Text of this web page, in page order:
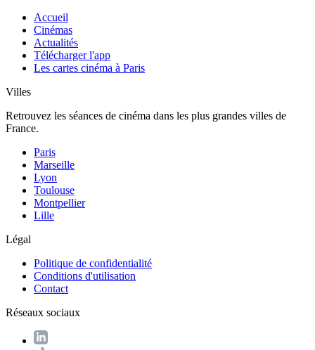
Accueil
Cinémas
Actualités
Télécharger l'app
Les cartes cinéma à Paris
Villes
Retrouvez les séances de cinéma dans les plus grandes villes de
France.
Paris
Marseille
Lyon
Toulouse
Montpellier
Lille
Légal
Politique de confidentialité
Conditions d'utilisation
Contact
Réseaux sociaux